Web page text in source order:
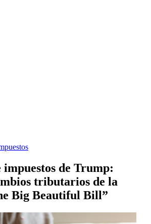
impuestos de Trump:
tributarios de la
Big Beautiful Bill”